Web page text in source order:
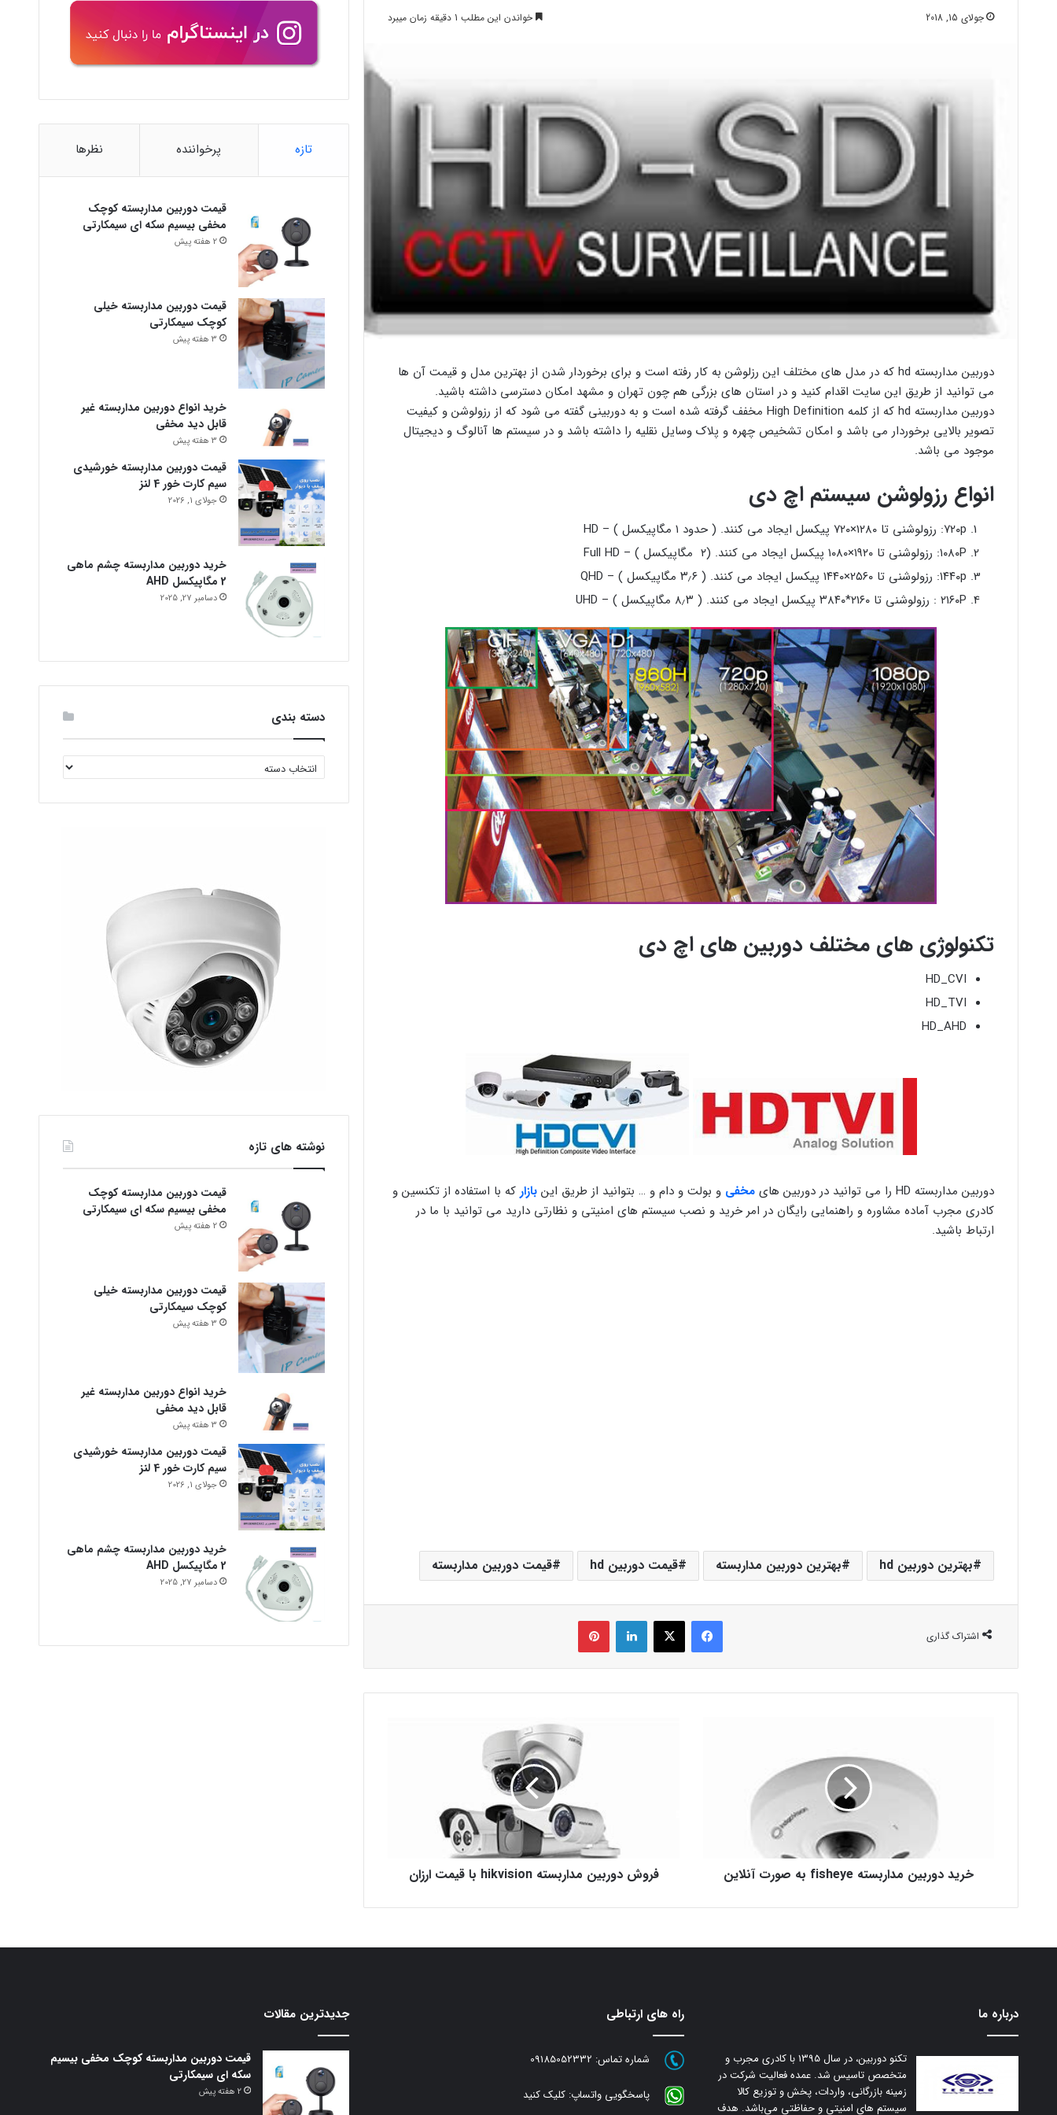
جولای 15, 2018 خواندن این مطلب 1 دقیقه زمان میبرد
دوربین مداربسته hd که در مدل های مختلف این رزلوشن به کار رفته است و برای برخوردار شدن از بهترین مدل و قیمت آن ها
می توانید از طریق این سایت اقدام کنید و در استان های بزرگی هم چون تهران و مشهد امکان دسترسی داشته باشید.
دوربین مداربسته hd که از کلمه High Definition مخفف گرفته شده است و به دوربینی گفته می شود که از رزولوشن و کیفیت
تصویر بالایی برخوردار می باشد و امکان تشخیص چهره و پلاک وسایل نقلیه را داشته باشد و در سیستم ها آنالوگ و دیجیتال
موجود می باشد.
انواع رزولوشن سیستم اچ دی
۷۲۰p: رزولوشنی تا ۱۲۸۰×۷۲۰ پیکسل ایجاد می کنند. ( حدود ۱ مگاپیکسل ) – HD
۱۰۸۰P: رزولوشنی تا ۱۹۲۰×۱۰۸۰ پیکسل ایجاد می کنند. (۲ مگاپیکسل ) – Full HD
۱۴۴۰p: رزولوشنی تا ۲۵۶۰×۱۴۴۰ پیکسل ایجاد می کنند. ( ۳٫۶ مگاپیکسل ) – QHD
۲۱۶۰P : رزولوشنی تا ۲۱۶۰*۳۸۴۰ پیکسل ایجاد می کنند. ( ۸٫۳ مگاپیکسل ) – UHD
تکنولوژی های مختلف دوربین های اچ دی
HD_CVI
HD_TVI
HD_AHD
دوربین مداربسته HD را می توانید در دوربین های مخفی و بولت و دام و … بتوانید از طریق این بازار که با استفاده از تکنسین و
کادری مجرب آماده مشاوره و راهنمایی رایگان در امر خرید و نصب سیستم های امنیتی و نظارتی دارید می توانید با ما در
ارتباط باشید.
بهترین دوربین hd بهترین دوربین مداربسته قیمت دوربین hd قیمت دوربین مداربسته
اشتراک گذاری
فیس بوک X لینکدین ‫پین‌ترست
خرید دوربین مداربسته fisheye به صورت آنلاین فروش دوربین مداربسته hikvision با قیمت ارزان
تازه پرخواننده نظرها
قیمت دوربین مداربسته کوچک
مخفی بیسیم سکه ای سیمکارتی
2 هفته پیش
قیمت دوربین مداربسته خیلی
کوچک سیمکارتی
3 هفته پیش
خرید انواع دوربین مداربسته غیر
قابل دید مخفی
3 هفته پیش
قیمت دوربین مداربسته خورشیدی
سیم کارت خور 4 لنز
جولای 1, 2026
خرید دوربین مداربسته چشم ماهی
2 مگاپیکسل AHD
دسامبر 27, 2025
دسته بندی
دسته
بندی
نوشته های تازه
قیمت دوربین مداربسته کوچک
مخفی بیسیم سکه ای سیمکارتی
2 هفته پیش
قیمت دوربین مداربسته خیلی
کوچک سیمکارتی
3 هفته پیش
خرید انواع دوربین مداربسته غیر
قابل دید مخفی
3 هفته پیش
قیمت دوربین مداربسته خورشیدی
سیم کارت خور 4 لنز
جولای 1, 2026
خرید دوربین مداربسته چشم ماهی
2 مگاپیکسل AHD
دسامبر 27, 2025
درباره ما
تکنو دوربین، در سال 1395 با کادری مجرب و
متخصص تاسیس شد. عمده فعالیت شرکت در
زمینه بازرگانی، واردات، پخش و توزیع کالا
سیستم های امنیتی و حفاظتی می‌باشد. هدف
راه های ارتباطی
شماره تماس: 09185052332
پاسخگویی واتساپ:کلیک کنید
جدیدترین مقالات
قیمت دوربین مداربسته کوچک مخفی بیسیم
سکه ای سیمکارتی
2 هفته پیش